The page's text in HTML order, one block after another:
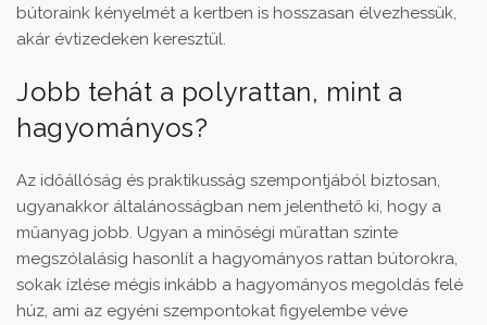
bútoraink kényelmét a kertben is hosszasan élvezhessük,
akár évtizedeken keresztül.
Jobb tehát a polyrattan, mint a
hagyományos?
Az időállóság és praktikusság szempontjából biztosan,
ugyanakkor általánosságban nem jelenthető ki, hogy a
műanyag jobb. Ugyan a minőségi műrattan szinte
megszólalásig hasonlít a hagyományos rattan bútorokra,
sokak ízlése mégis inkább a hagyományos megoldás felé
húz, ami az egyéni szempontokat figyelembe véve